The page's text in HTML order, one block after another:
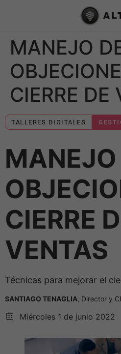
MANEJO
CIERRE DE
TALLERES DIGITALES
MANEJO
CIERRE
VENTAS
Técnicas para mejorar el
SANTIAGO TENAGLIA, Director y
Miércoles 1 de junio 2022